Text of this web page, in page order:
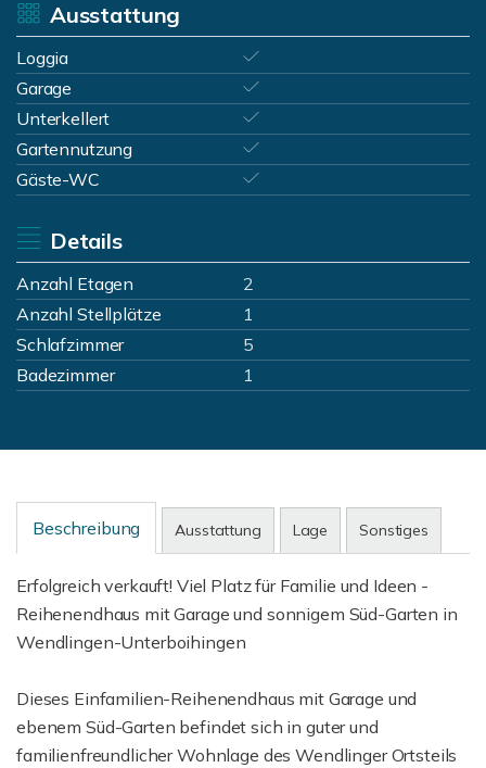
Ausstattung
Loggia
Garage
Unterkellert
Gartennutzung
Gäste-WC
Details
Anzahl Etagen
2
Anzahl Stellplätze
1
Schlafzimmer
5
Badezimmer
1
Beschreibung Ausstattung Lage Sonstiges
Erfolgreich verkauft! Viel Platz für Familie und Ideen -
Reihenendhaus mit Garage und sonnigem Süd-Garten in
Wendlingen-Unterboihingen
Dieses Einfamilien-Reihenendhaus mit Garage und
ebenem Süd-Garten befindet sich in guter und
familienfreundlicher Wohnlage des Wendlinger Ortsteils